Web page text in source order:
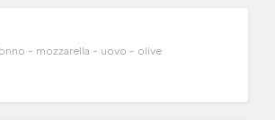
- mozzarella - uovo - olive